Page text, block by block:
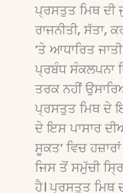
ਪ੍ਰਸਤੁਤ ਮਿਥ ਦੀ
ਰਾਜਨੀਤੀ, ਸੱਤਾ,
’ਤੇ ਆਧਾਰਿਤ
ਪ੍ਰਬੰਧ ਸੰਕਲਪਨਾ
ਤਰਕ ਨਹੀਂ
ਪ੍ਰਸਤੁਤ ਮਿਥ ਦੇ
ਦੇ ਇਸ ਪਾਸਾਰ
ਸੂਕਤ’ ਵਿਚ
ਜਿਸ ਤੋਂ ਸਮੁੱਚੀ
ਹੈ। ਪ੍ਰਸਤੁਤ ਮਿਥ